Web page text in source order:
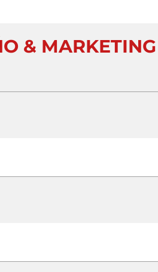
& MARKETING